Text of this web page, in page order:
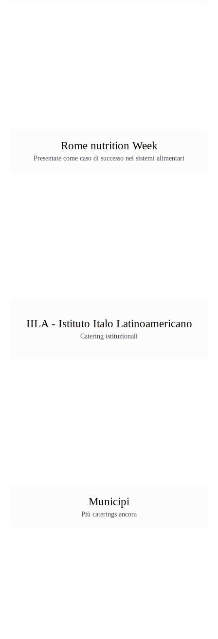
Rome nutrition Week
Presentate come caso di successo nei sistemi alimentari
IILA - Istituto Italo Latinoamericano
Catering istituzionali
Municipi
Più caterings ancora